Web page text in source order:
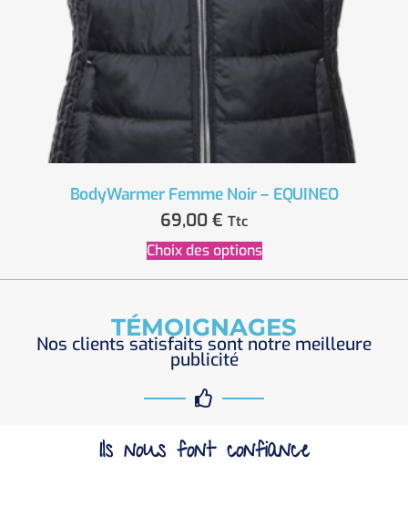
BodyWarmer Femme Noir – EQUINEO
69,00 € Ttc
Choix des options
TÉMOIGNAGES
Nos clients satisfaits sont notre meilleure
publicité
Ils nous font confiance